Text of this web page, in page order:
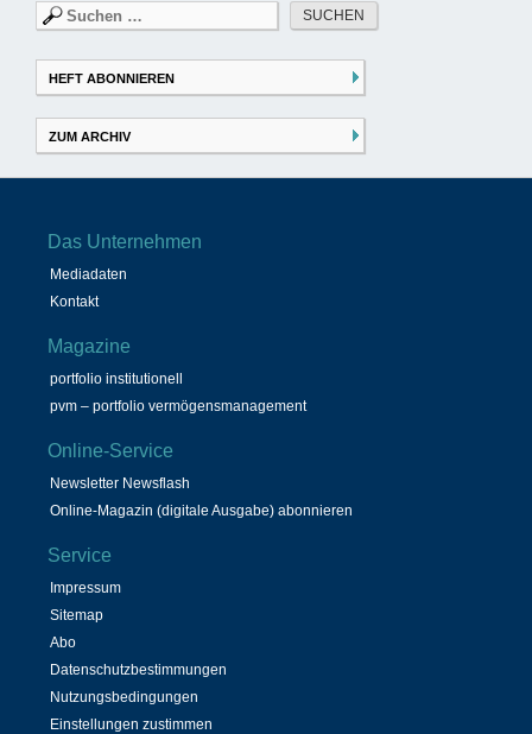
Suchen
nach:
HEFT ABONNIEREN
ZUM ARCHIV
Das Unternehmen
Mediadaten
Kontakt
Magazine
portfolio institutionell
pvm – portfolio vermögensmanagement
Online-Service
Newsletter Newsflash
Online-Magazin (digitale Ausgabe) abonnieren
Service
Impressum
Sitemap
Abo
Datenschutzbestimmungen
Nutzungsbedingungen
Einstellungen zustimmen